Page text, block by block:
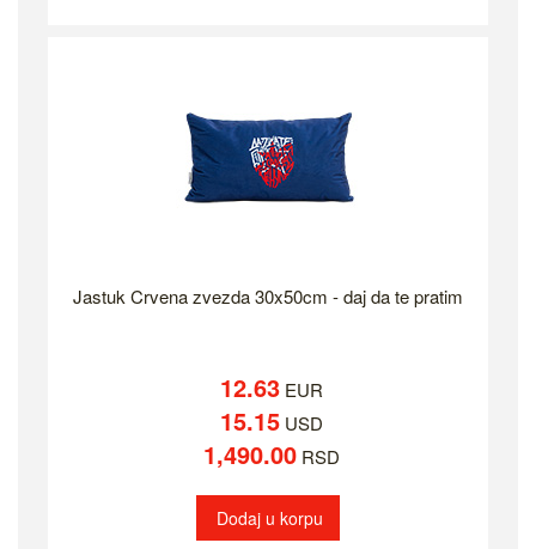
Jastuk Crvena zvezda 30x50cm - daj da te pratim
12.63EUR
15.15USD
1,490.00RSD
Dodaj u korpu